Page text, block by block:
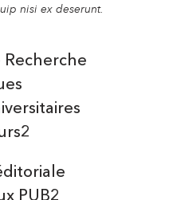
nisi ex deserunt.
Recherche
PUB2